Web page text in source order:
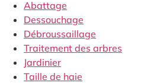
Abattage
Dessouchage
Débroussaillage
Traitement des arbres
Jardinier
Taille de haie